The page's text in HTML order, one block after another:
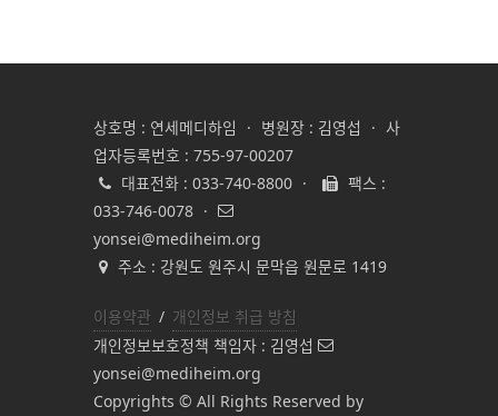
상호명 : 연세메디하임 · 병원장 : 김영섭 · 사
업자등록번호 : 755-97-00207
대표전화 : 033-740-8800 ·
팩스 :
033-746-0078 ·
yonsei@mediheim.org
주소 : 강원도 원주시 문막읍 원문로 1419
이용약관 / 개인정보 취급 방침
개인정보보호정책 책임자 : 김영섭
yonsei@mediheim.org
Copyrights © All Rights Reserved by